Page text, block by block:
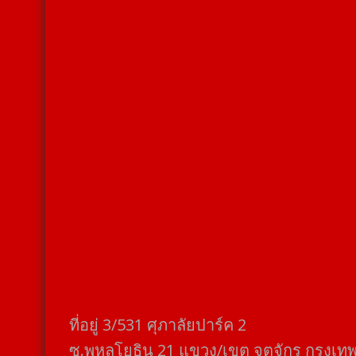
ที่อยู่​ 3/531​ ศุภาลัยปาร์ค​ 2
ซ.พหลโยธิน​ 21​ แขวง/เขต​ จตุจักร​ กรุงเท